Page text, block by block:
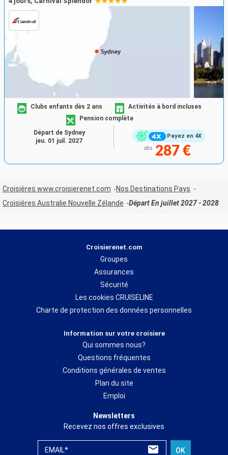
Payez en 4X
Clubs enfants dès 2 ans
Activités à bord incluses
Pension complète
dès 287 €
Départ de Sydney
jeu. 01 juil. 2027
Croisières www.croisierenet.com
Nos Destinations Pays
Croisières Australie Nouvelle Zélande
Départ En juillet 2027 - 2028
Croisierenet.com
Groupes
Assurances
Sécurité
Les cookies CRUISELINE
Charte de protection des données personnelles
Information sur votre croisiere
Qui sommes nous?
Questions fréquentes
Conditions générales de ventes
Plan du site
Emploi
Newsletters
Recevez nos offres exclusives
EMAIL* OK